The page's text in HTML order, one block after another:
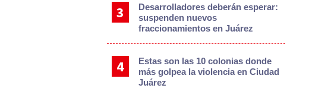
Desarrolladores deberán esperar:
suspenden nuevos
fraccionamientos en Juárez
Estas son las 10 colonias donde
más golpea la violencia en Ciudad
Juárez